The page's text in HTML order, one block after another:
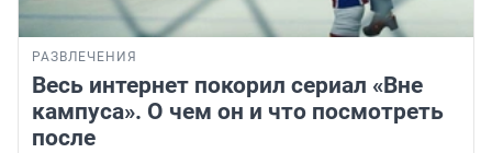
РАЗВЛЕЧЕНИЯ
Весь интернет покорил сериал «Вне
кампуса». О чем он и что посмотреть
после